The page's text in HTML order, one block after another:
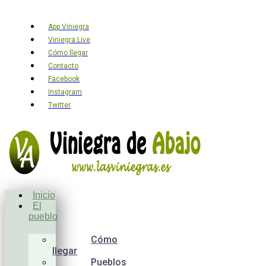
App Viniegra
Viniegra Live
Cómo llegar
Contacto
Facebook
Instagram
Twitter
Inicio
El
pueblo
Cómo
llegar
Pueblos